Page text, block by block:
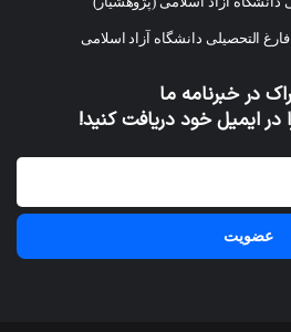
التحصیلی دانشگاه آزاد اسلامی
در خبرنامه ما
در ایمیل خود دریافت کنید!